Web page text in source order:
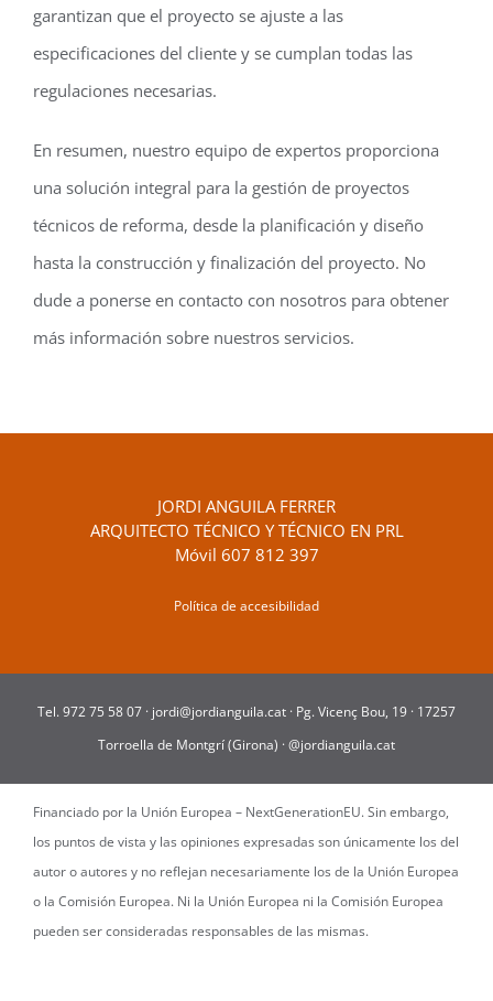
garantizan que el proyecto se ajuste a las
especificaciones del cliente y se cumplan todas las
regulaciones necesarias.
En resumen, nuestro equipo de expertos proporciona
una solución integral para la gestión de proyectos
técnicos de reforma, desde la planificación y diseño
hasta la construcción y finalización del proyecto. No
dude a ponerse en contacto con nosotros para obtener
más información sobre nuestros servicios.
JORDI ANGUILA FERRER
ARQUITECTO TÉCNICO Y TÉCNICO EN PRL
Móvil 607 812 397
Política de accesibilidad
Tel.972 75 58 07 · jordi@jordianguila.cat · Pg. Vicenç Bou, 19 · 17257
Torroella de Montgrí (Girona) ·@jordianguila.cat
Financiado por la Unión Europea – NextGenerationEU. Sin embargo,
los puntos de vista y las opiniones expresadas son únicamente los del
autor o autores y no reflejan necesariamente los de la Unión Europea
o la Comisión Europea. Ni la Unión Europea ni la Comisión Europea
pueden ser consideradas responsables de las mismas.